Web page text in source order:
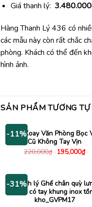
Giá thanh lý:
Hàng Thanh Lý 436 có
các mẫu này còn rất chắc
phòng. Khách có thể đến
hình ảnh.
SẢN PHẨM TƯƠNG TỰ
-11%
Ghế Xoay Văn Phòng Bọc
Cũ Không Tay Vịn
220,000₫ Giá
195,000₫Giá
-31%
Thanh lý Ghế chân quỳ
lưới có tay khung inox
kho_GVPM17